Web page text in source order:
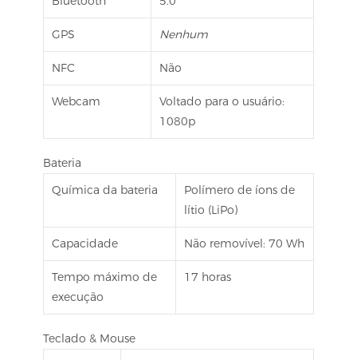
GPS Nenhum
NFC Não
Webcam
Voltado para o usuário:
1080p
Bateria
Química da bateria
Polímero de íons de
lítio (LiPo)
Capacidade Não removível: 70 Wh
Tempo máximo de
execução
17 horas
Teclado & Mouse